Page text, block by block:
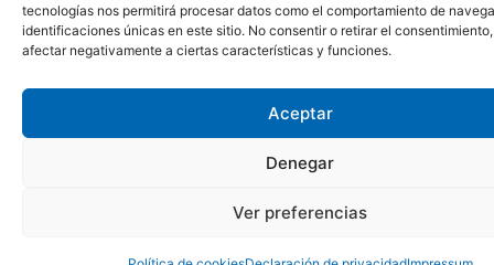
tecnologías nos permitirá procesar datos como el comportamiento de
identificaciones únicas en este sitio. No consentir o retirar el
afectar negativamente a ciertas características y funciones.
Aceptar
Denegar
Ver preferencias